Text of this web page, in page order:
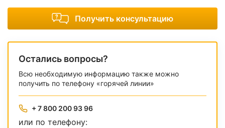
Получить консультацию
Остались вопросы?
Всю необходимую информацию также можно
получить по телефону «горячей линии»
+ 7 800 200 93 96
или по телефону: